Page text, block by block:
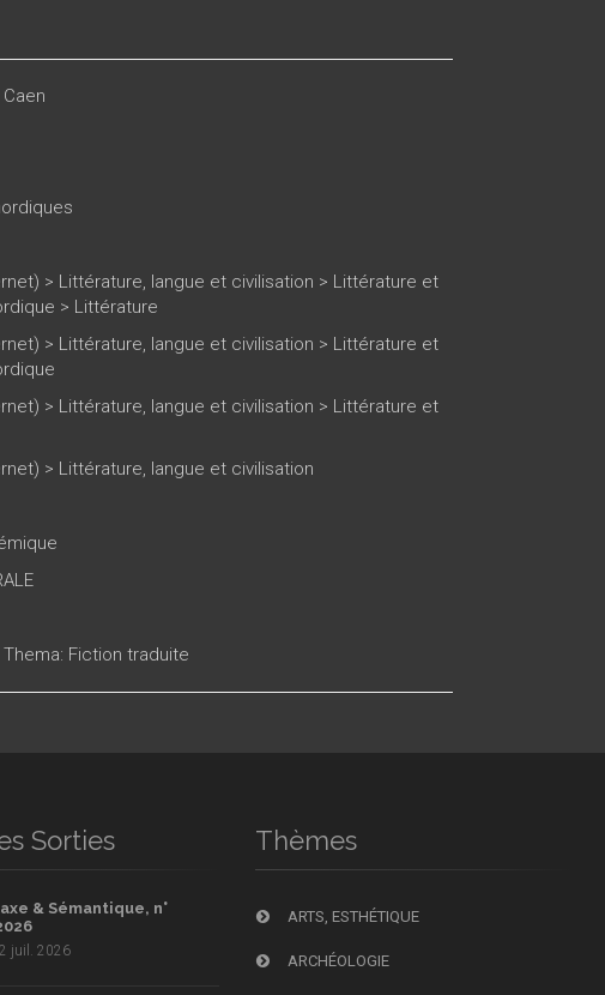
> Littérature, langue et civilisation > Littérature et
> Littérature
> Littérature, langue et civilisation > Littérature et
> Littérature, langue et civilisation > Littérature et
> Littérature, langue et civilisation
Fiction traduite
Sorties
& Sémantique, n°
juil. 2026
Thèmes
ARTS, ESTHÉTIQUE
ARCHÉOLOGIE